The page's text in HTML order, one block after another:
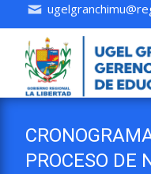
PROCESO DE